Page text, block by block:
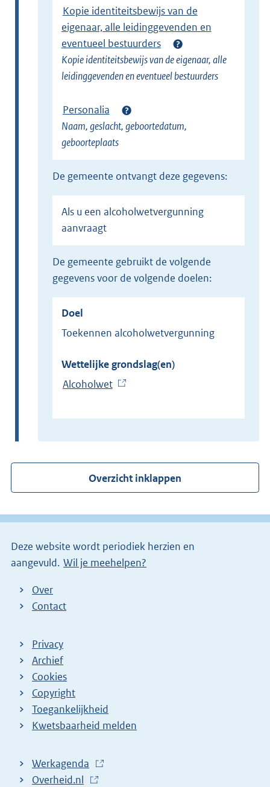
Kopie identiteitsbewijs van de
eigenaar, alle leidinggevenden en
eventueel bestuurders
Kopie identiteitsbewijs van de eigenaar, alle
leidinggevenden en eventueel bestuurders
Personalia
Naam, geslacht, geboortedatum,
geboorteplaats
de gemeente ontvangt deze gegevens:
Als u een alcoholwetvergunning
aanvraagt
de gemeente gebruikt de volgende
gegevens voor de volgende doelen:
Doel
Toekennen alcoholwetvergunning
Wettelijke grondslag(en)
Alcoholwet(
x
r
n
l
n
k
Overzicht inklappen
Deze website wordt periodiek herzien en
aangevuld. Wil je meehelpen?
Over
Contact
Privacy
Archief
Cookies
Copyright
Toegankelijkheid
Kwetsbaarheid melden
Werkagenda
E
Overheid.nl